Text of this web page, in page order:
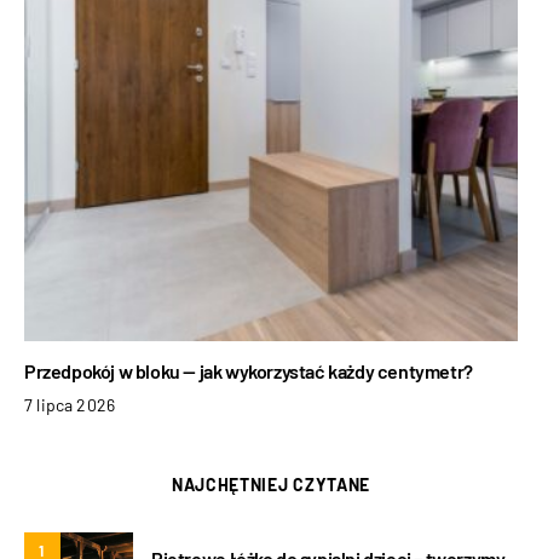
Przedpokój w bloku — jak wykorzystać każdy centymetr?
7 lipca 2026
NAJCHĘTNIEJ CZYTANE
1